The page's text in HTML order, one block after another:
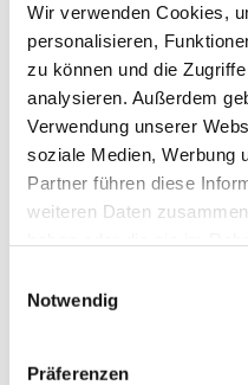
Wir verwenden Cookies,
personalisieren,
zu können und die
analysieren. Außerdem
Verwendung unserer
soziale Medien, Werbung
Partner führen diese
weiteren Daten
Notwendig
Präferenzen
VW Multivan (T5), 4-T Bus
Bike Träger f. E- Bike-
Der Fabbri Bici Ok E-Bike Van
2003-2015, als idealer E-Bike
Spanngurtbefestigung zum
Bikes/Elektrofahrräder. Der
hochklappbar - dies sorgt
hochwertig verarbeitete
Aluminium garanti...